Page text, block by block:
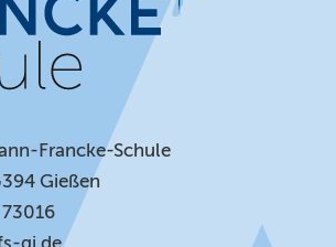
Francke-Schule
Gießen